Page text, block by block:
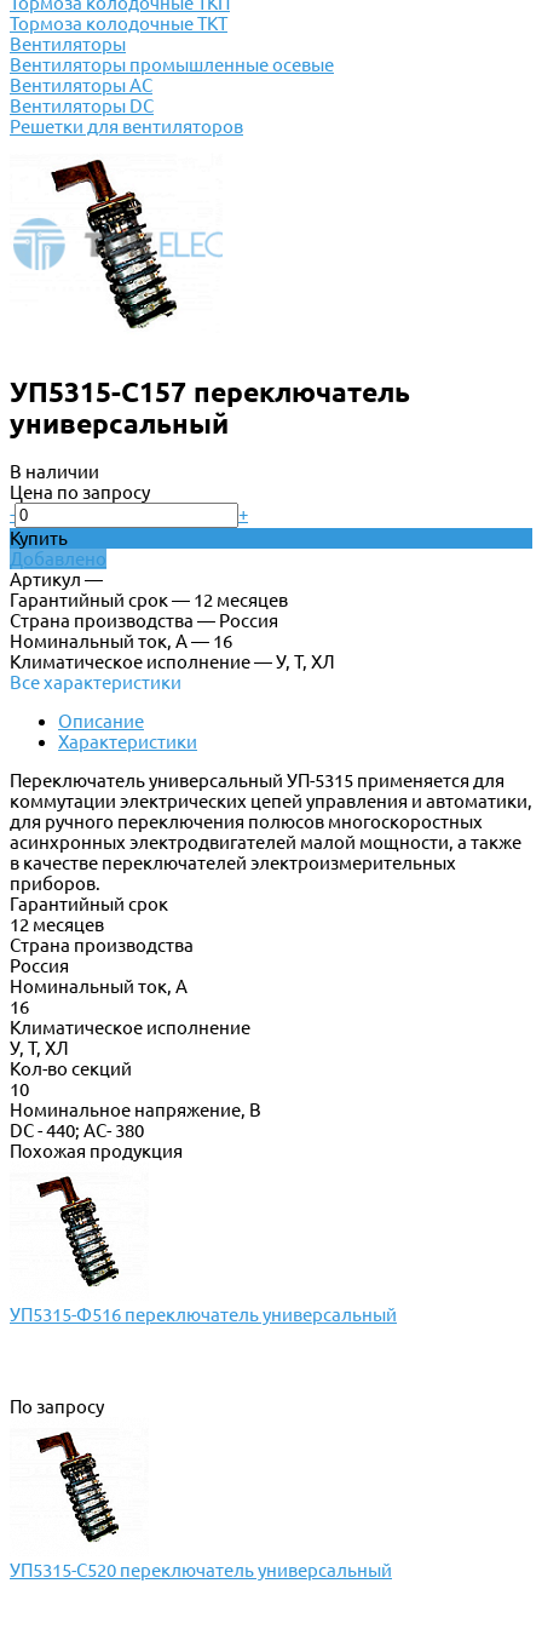
Тормоза колодочные ТКТ
Вентиляторы
Вентиляторы промышленные осевые
Вентиляторы АС
Вентиляторы DC
Решетки для вентиляторов
УП5315-С157 переключатель
универсальный
В наличии
Цена по запросу
-
+
Купить
Добавлено
Артикул —
Гарантийный срок — 12 месяцев
Страна производства — Россия
Номинальный ток, А — 16
Климатическое исполнение — У, Т, ХЛ
Все характеристики
Описание
Характеристики
Переключатель универсальный УП-5315 применяется для
коммутации электрических цепей управления и автоматики,
для ручного переключения полюсов многоскоростных
асинхронных электродвигателей малой мощности, а также
в качестве переключателей электроизмерительных
приборов.
Гарантийный срок
12 месяцев
Страна производства
Россия
Номинальный ток, А
16
Климатическое исполнение
У, Т, ХЛ
Кол-во секций
10
Номинальное напряжение, В
DC - 440; AC- 380
Похожая продукция
УП5315-Ф516 переключатель универсальный
По запросу
УП5315-С520 переключатель универсальный